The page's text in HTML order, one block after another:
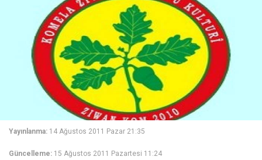
Yayınlanma: 14 Ağustos 2011 Pazar 21:35
Güncelleme: 15 Ağustos 2011 Pazartesi 11:24